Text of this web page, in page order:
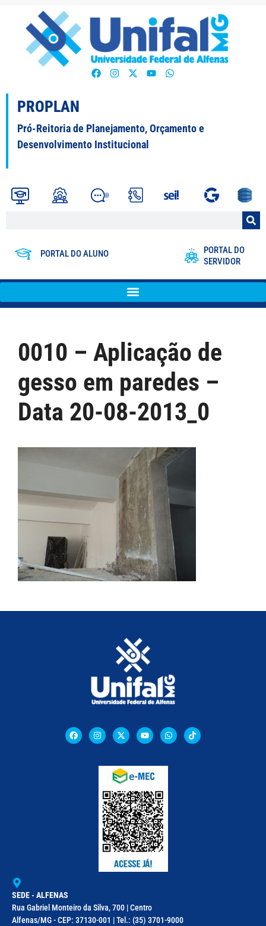
PROPLAN
Pró-Reitoria de Planejamento, Orçamento e
Desenvolvimento Institucional
PORTAL DO ALUNO
PORTAL DO
SERVIDOR
0010 – Aplicação de
gesso em paredes –
Data 20-08-2013_0
SEDE - ALFENAS
Rua Gabriel Monteiro da Silva, 700 | Centro
Alfenas/MG - CEP: 37130-001 | Tel.: (35) 3701-9000